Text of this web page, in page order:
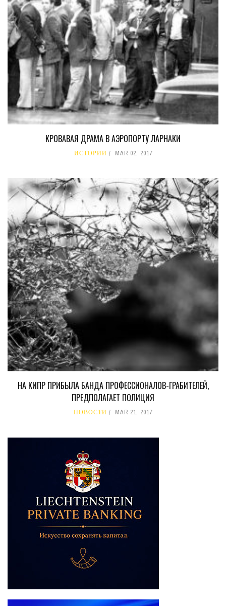
КРОВАВАЯ ДРАМА В АЭРОПОРТУ ЛАРНАКИ
ИСТОРИИ MAR 02, 2017
НА КИПР ПРИБЫЛА БАНДА ПРОФЕССИОНАЛОВ-ГРАБИТЕЛЕЙ,
ПРЕДПОЛАГАЕТ ПОЛИЦИЯ
НОВОСТИ MAR 21, 2017